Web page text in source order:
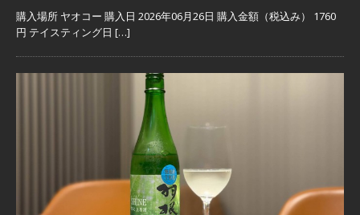
購入場所 ヤオコー 購入日 2026年06月26日 購入金額（税込み） 1760
円 テイスティング日 […]